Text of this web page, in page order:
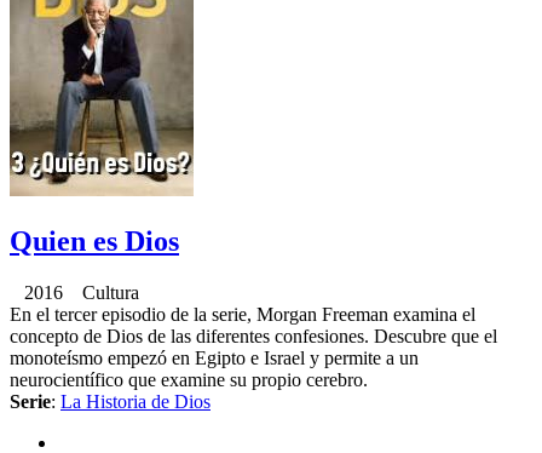
Quien es Dios
2016 Cultura
En el tercer episodio de la serie, Morgan Freeman examina el
concepto de Dios de las diferentes confesiones. Descubre que el
monoteísmo empezó en Egipto e Israel y permite a un
neurocientífico que examine su propio cerebro.
Serie: La Historia de Dios